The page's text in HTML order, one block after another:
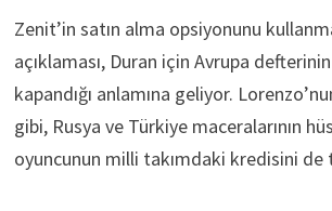
Zenit’in satın alma opsiyonunu
açıklaması, Duran için Avrupa
kapandığı anlamına geliyor.
gibi, Rusya ve Türkiye maceralarının
oyuncunun milli takımdaki kredisini